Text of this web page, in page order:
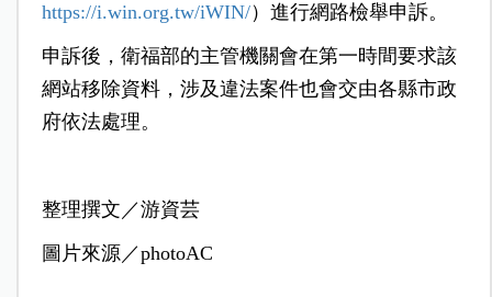
https://i.win.org.tw/iWIN/）進行網路檢舉申訴。
申訴後，衛福部的主管機關會在第一時間要求該
網站移除資料，涉及違法案件也會交由各縣市政
府依法處理。
整理撰文／游資芸
圖片來源／photoAC